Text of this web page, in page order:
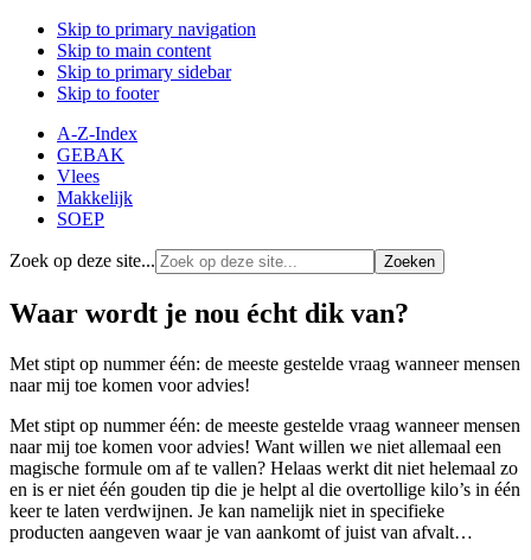
Skip to primary navigation
Skip to main content
Skip to primary sidebar
Skip to footer
A-Z-Index
GEBAK
Vlees
Makkelijk
SOEP
Zoek op deze site...
Waar wordt je nou écht dik van?
Met stipt op nummer één: de meeste gestelde vraag wanneer mensen
naar mij toe komen voor advies!
Met stipt op nummer één: de meeste gestelde vraag wanneer mensen
naar mij toe komen voor advies! Want willen we niet allemaal een
magische formule om af te vallen? Helaas werkt dit niet helemaal zo
en is er niet één gouden tip die je helpt al die overtollige kilo’s in één
keer te laten verdwijnen. Je kan namelijk niet in specifieke
producten aangeven waar je van aankomt of juist van afvalt…